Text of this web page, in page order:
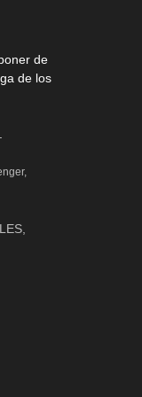
de
de los